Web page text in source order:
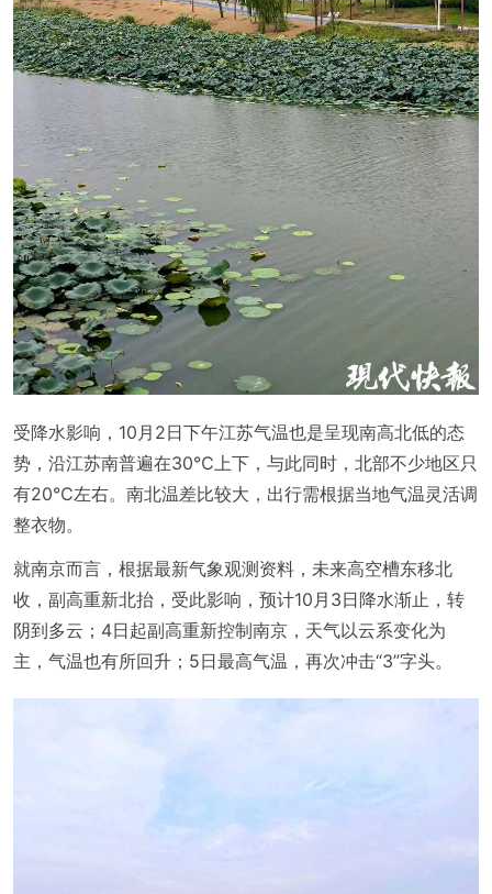
受降水影响，10月2日下午江苏气温也是呈现南高北低的态
势，沿江苏南普遍在30℃上下，与此同时，北部不少地区只
有20℃左右。南北温差比较大，出行需根据当地气温灵活调
整衣物。
就南京而言，根据最新气象观测资料，未来高空槽东移北
收，副高重新北抬，受此影响，预计10月3日降水渐止，转
阴到多云；4日起副高重新控制南京，天气以云系变化为
主，气温也有所回升；5日最高气温，再次冲击“3”字头。